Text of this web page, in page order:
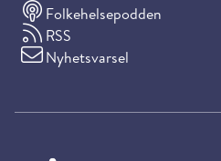
Folkehelsepodden
RSS
Nyhetsvarsel